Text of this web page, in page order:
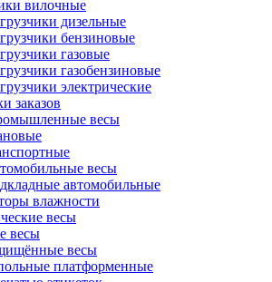
вилочные
дизельные
бензиновые
газовые
газобензиновые
электрические
заказов
весы
весы
автомобильные
влажности
весы
весы
весы
платформенные